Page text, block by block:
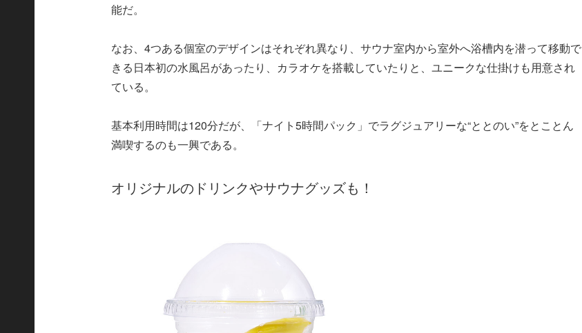
能だ。
なお、4つある個室のデザインはそれぞれ異なり、サウナ室内から室外へ浴槽内を潜って移動で
きる日本初の水風呂があったり、カラオケを搭載していたりと、ユニークな仕掛けも用意され
ている。
基本利用時間は120分だが、「ナイト5時間パック」でラグジュアリーな“ととのい”をとことん
満喫するのも一興である。
オリジナルのドリンクやサウナグッズも！